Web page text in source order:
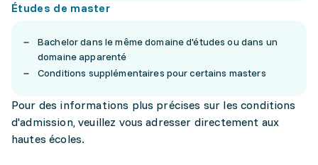
Études de master
Bachelor dans le même domaine d'études ou dans un
domaine apparenté
Conditions supplémentaires pour certains masters
Pour des informations plus précises sur les conditions
d'admission, veuillez vous adresser directement aux
hautes écoles.